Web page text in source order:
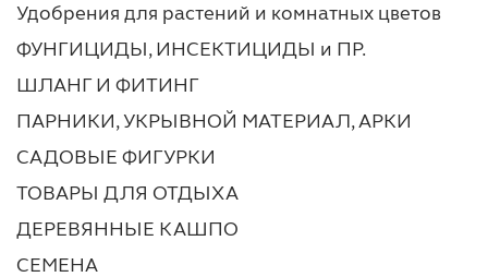
Удобрения для растений и комнатных цветов
ФУНГИЦИДЫ, ИНСЕКТИЦИДЫ и ПР.
ШЛАНГ И ФИТИНГ
ПАРНИКИ, УКРЫВНОЙ МАТЕРИАЛ, АРКИ
САДОВЫЕ ФИГУРКИ
ТОВАРЫ ДЛЯ ОТДЫХА
ДЕРЕВЯННЫЕ КАШПО
СЕМЕНА